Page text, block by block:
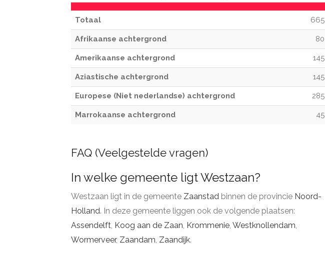
Totaal 665
Afrikaanse achtergrond 80
Amerikaanse achtergrond 145
Aziastische achtergrond 145
Europese (Niet nederlandse) achtergrond 285
Marrokaanse achtergrond 45
FAQ (Veelgestelde vragen)
In welke gemeente ligt Westzaan?
Westzaan ligt in de gemeente Zaanstad binnen de provincie Noord-
Holland. In deze gemeente liggen ook de volgende plaatsen:
Assendelft, Koog aan de Zaan, Krommenie, Westknollendam,
Wormerveer, Zaandam, Zaandijk.